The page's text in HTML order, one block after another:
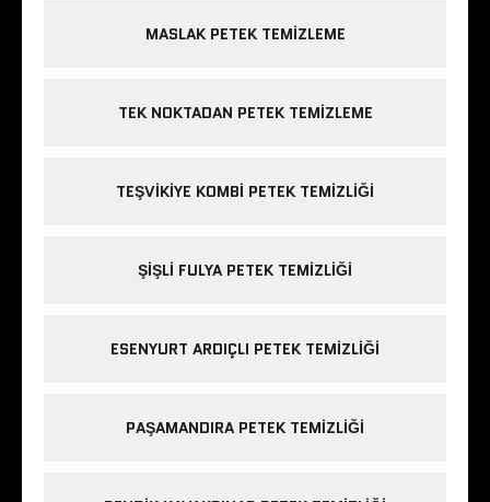
MASLAK PETEK TEMIZLEME
TEK NOKTADAN PETEK TEMIZLEME
TEŞVIKIYE KOMBI PETEK TEMIZLIĞI
ŞIŞLI FULYA PETEK TEMIZLIĞI
ESENYURT ARDIÇLI PETEK TEMIZLIĞI
PAŞAMANDIRA PETEK TEMIZLIĞI